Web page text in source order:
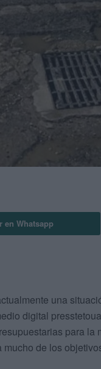
en Whatsapp
una
digital
para
de los